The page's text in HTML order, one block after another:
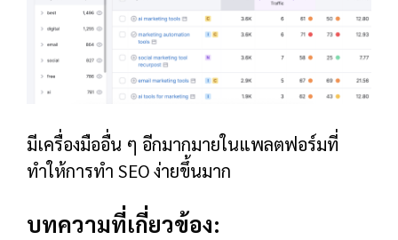
มีเครื่องมืออื่น ๆ อีกมากมายในแพลตฟอร์มที่
ทำให้การทำ SEO ง่ายขึ้นมาก
บทความที่เกี่ยวข้อง: